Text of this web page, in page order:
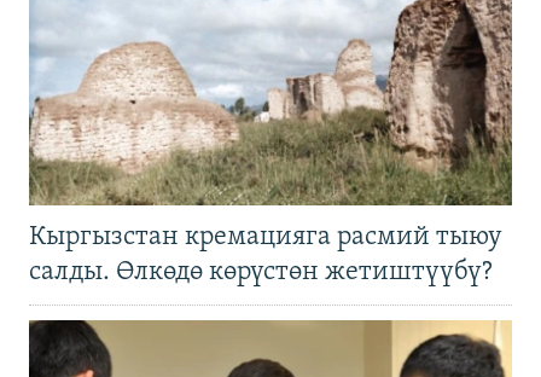
Кыргызстан кремацияга расмий тыюу
салды. Өлкөдө көрүстөн жетиштүүбү?